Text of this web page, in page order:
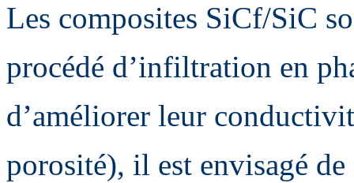
Les composites SiCf/SiC
procédé d’infiltration en
d’améliorer leur
porosité), il est envisagé